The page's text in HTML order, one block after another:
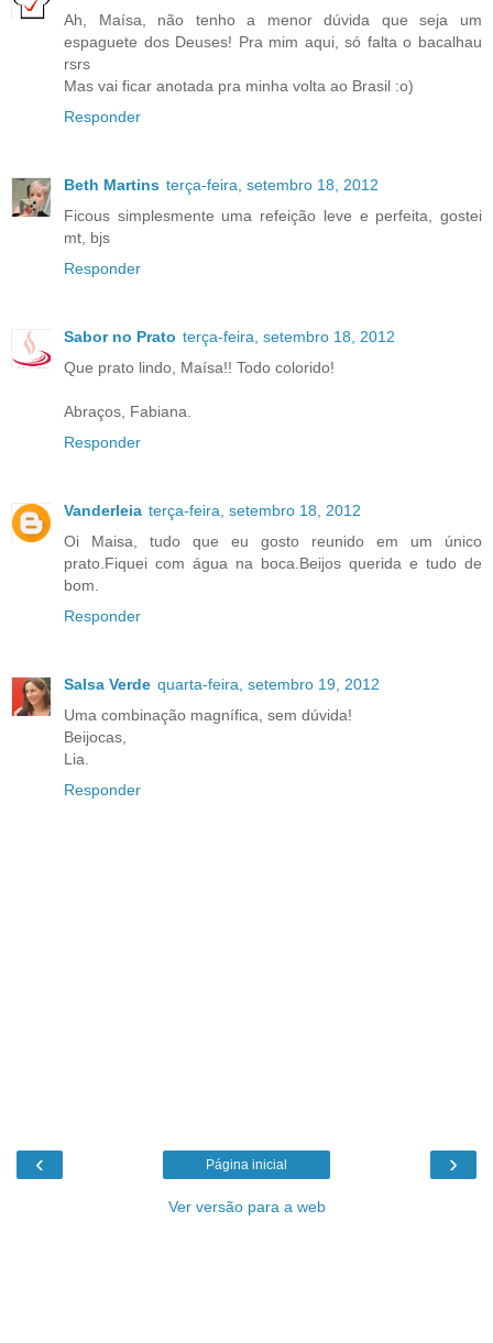
Ah, Maísa, não tenho a menor dúvida que seja um
espaguete dos Deuses! Pra mim aqui, só falta o bacalhau
rsrs
Mas vai ficar anotada pra minha volta ao Brasil :o)
Responder
Beth Martins terça-feira, setembro 18, 2012
Ficous simplesmente uma refeição leve e perfeita, gostei
mt, bjs
Responder
Sabor no Prato terça-feira, setembro 18, 2012
Que prato lindo, Maísa!! Todo colorido!
Abraços, Fabiana.
Responder
Vanderleia terça-feira, setembro 18, 2012
Oi Maisa, tudo que eu gosto reunido em um único
prato.Fiquei com água na boca.Beijos querida e tudo de
bom.
Responder
Salsa Verde quarta-feira, setembro 19, 2012
Uma combinação magnífica, sem dúvida!
Beijocas,
Lia.
Responder
‹ ›
Página inicial
Ver versão para a web